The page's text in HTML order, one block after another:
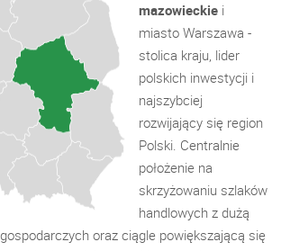
mazowieckie i
miasto Warszawa -
stolica kraju, lider
polskich inwestycji i
najszybciej
rozwijający się region
Polski. Centralnie
położenie na
skrzyżowaniu szlaków
handlowych z dużą
oraz ciągle powiększającą się